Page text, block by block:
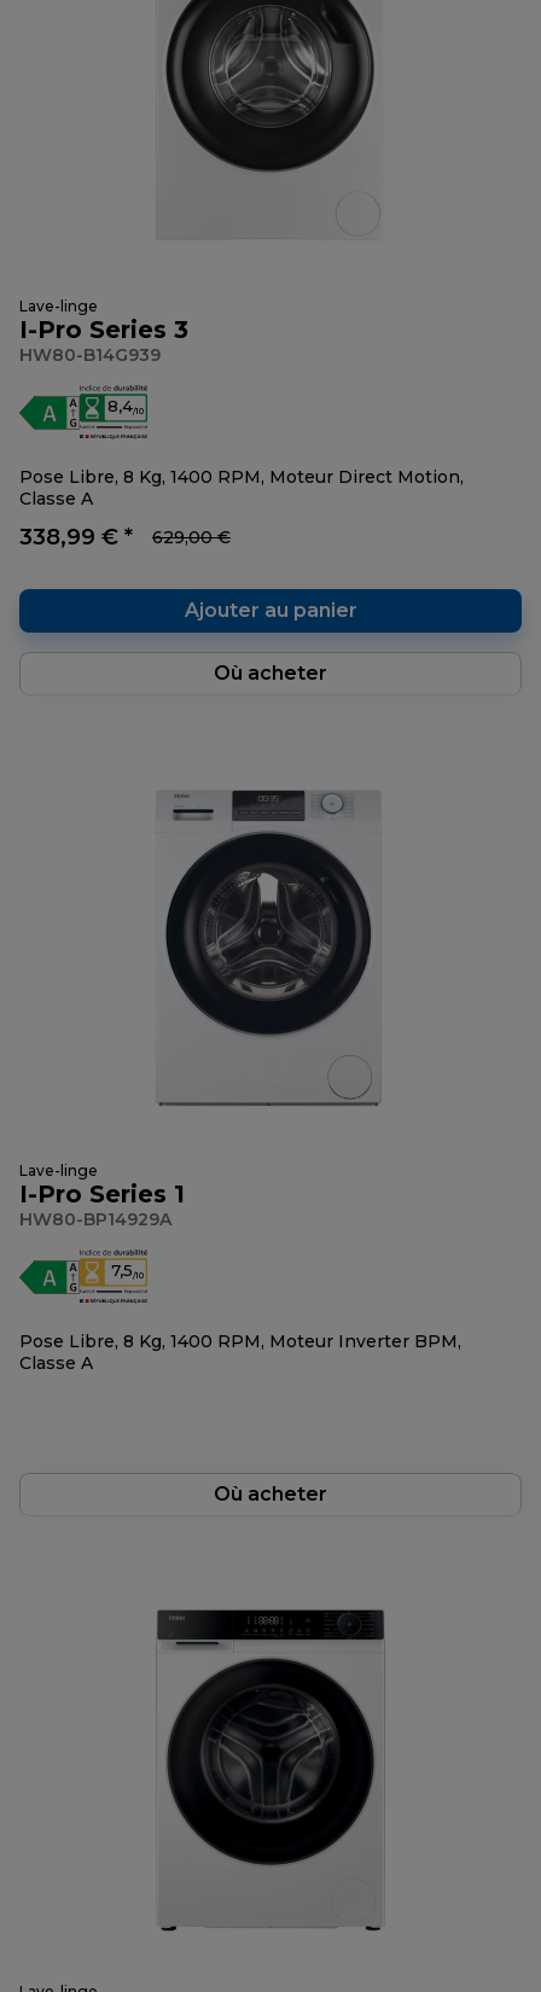
Lave-linge
I-Pro Series 3
HW80-B14G939
8,4/10
Pose Libre, 8 Kg, 1400 RPM, Moteur Direct Motion,
Classe A
338,99 € * 629,00 €
Ajouter au panier
Où acheter
Lave-linge
I-Pro Series 1
HW80-BP14929A
7,5/10
Pose Libre, 8 Kg, 1400 RPM, Moteur Inverter BPM,
Classe A
Où acheter